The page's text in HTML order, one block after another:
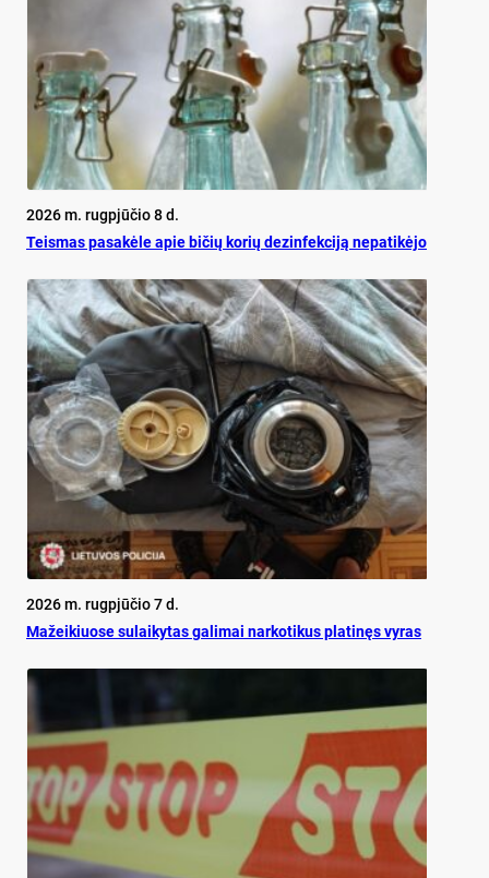
2026 m. rugpjūčio 8 d.
Teis­mas pa­sa­kė­le apie bi­čių ko­rių de­zin­fek­ci­ją ne­pa­ti­kė­jo
2026 m. rugpjūčio 7 d.
Mažeikiuose sulaikytas galimai narkotikus platinęs vyras